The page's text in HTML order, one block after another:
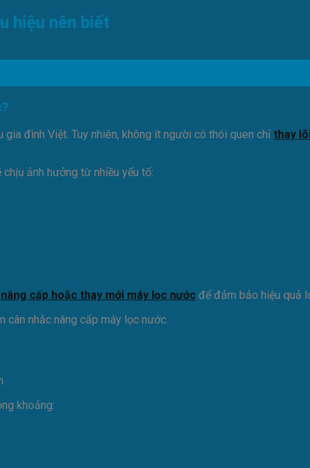
hiệu nên biết
đình Việt. Tuy nhiên, không ít người có thói quen chỉ thay
ảnh hưởng từ nhiều yếu tố:
nâng cấp hoặc thay mới máy lọc nước để đảm bảo hiệu quả
cân nhắc nâng cấp máy lọc nước.
khoảng: